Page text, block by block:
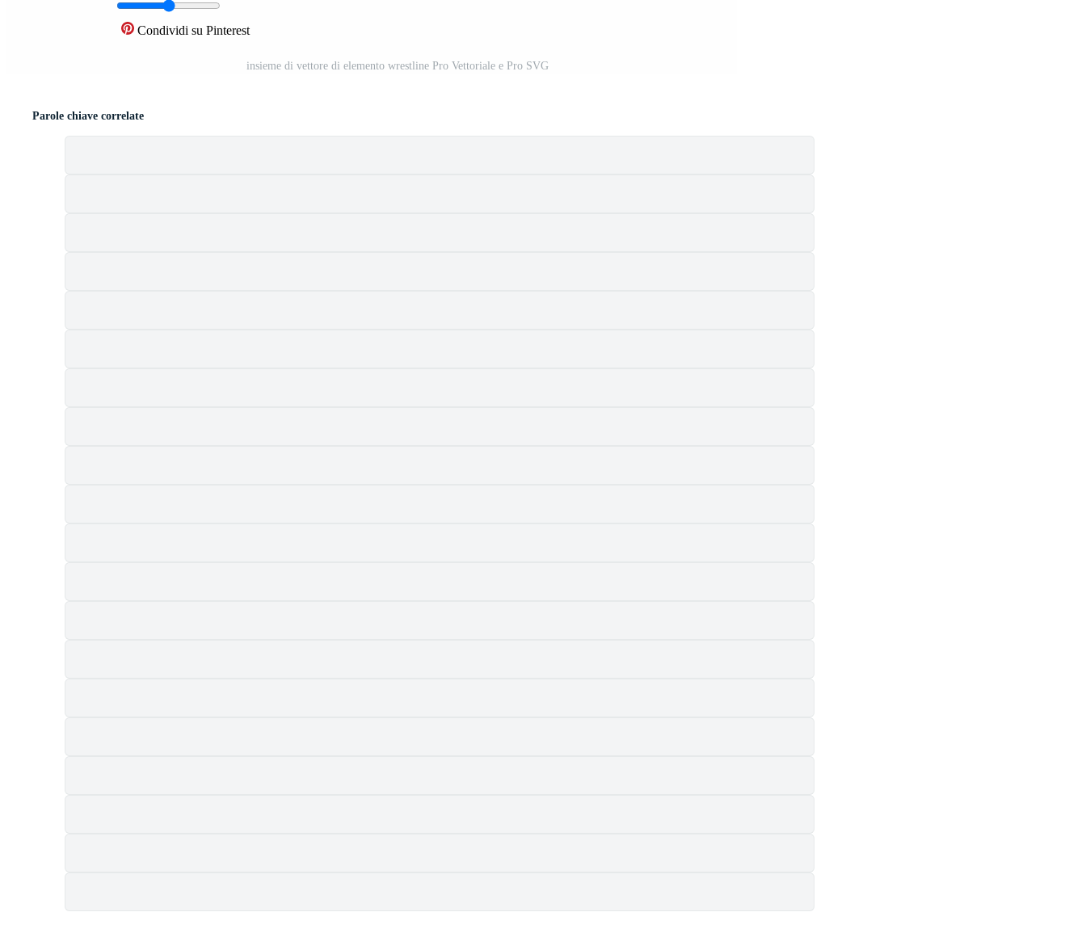
Condividi su Pinterest
insieme di vettore di elemento wrestline Pro Vettoriale e Pro SVG
Parole chiave correlate